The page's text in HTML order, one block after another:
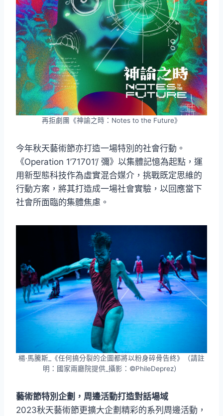
再拒劇團《神諭之時：Notes to the Future》
今年秋天藝術節亦打造一場特別的社會行動。
《Operation 1’71701’/ 彌》以集體記憶為起點，運
用新型態科技作為虛實混合媒介，挑戰既定思維的
行動方案，將其打造成一場社會實驗，以回應當下
社會所面臨的集體焦慮。
楊·馬騰斯_《任何搞分裂的企圖都將以粉身碎骨告終》（請註
明：國家兩廳院提供_攝影：©PhileDeprez）
藝術節特別企劃，周邊活動打造對話場域
2023秋天藝術節更擴大企劃精彩的系列周邊活動，